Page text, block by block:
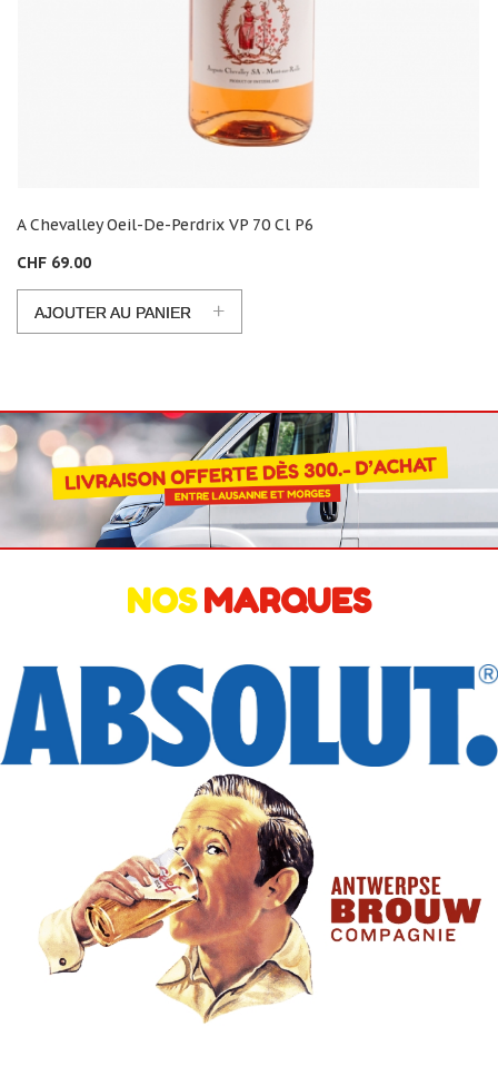
A Chevalley Oeil-De-Perdrix VP 70 Cl P6
CHF 69.00
AJOUTER AU PANIER +
NOSMARQUES